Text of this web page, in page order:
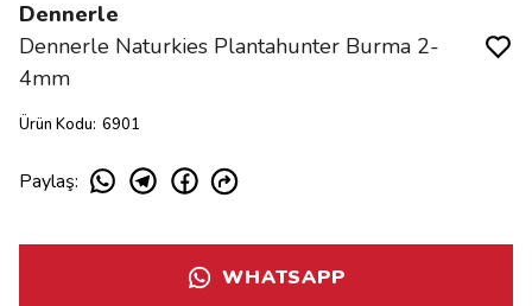
Dennerle
Dennerle Naturkies Plantahunter Burma 2-
4mm
Ürün Kodu: 6901
Paylaş:
WHATSAPP